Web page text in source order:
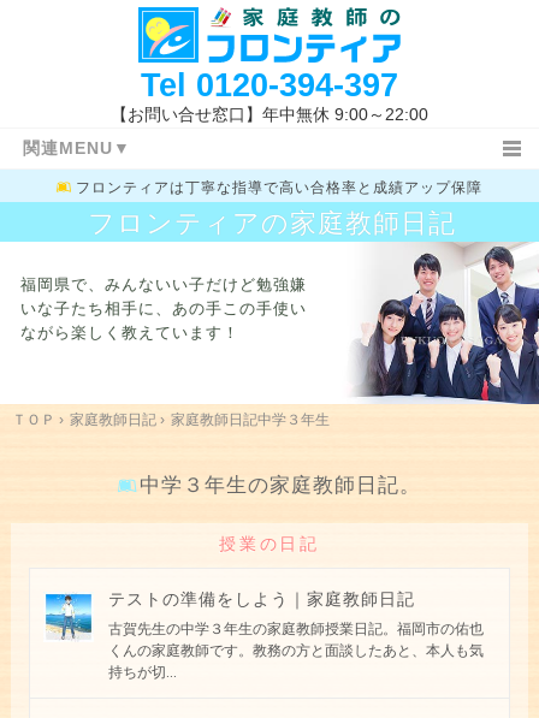
Tel 0120-394-397
【お問い合せ窓口】年中無休 9:00～22:00
関連MENU▼
ＴＯＰ 日記ＴＯＰ 小学生
中学１・２年生 高校生 教務室
指導報告書
家庭教師体験記 指導地域 キャンペーン情報
料金システム 授業開始の流れ
指導体制
指導内容 入試新着情報
フロンティアは丁寧な指導で高い合格率と成績アップ保障
フロンティアの家庭教師日記
福岡県で、みんないい子だけど勉強嫌
いな子たち相手に、 あの手この手使い
ながら楽しく教えています！
ＴＯＰ › 家庭教師日記› 家庭教師日記中学３年生
中学３年生の家庭教師日記。
授業の日記
テストの準備をしよう｜家庭教師日記
古賀先生の中学３年生の家庭教師授業日記。福岡市の佑也
くんの家庭教師です。教務の方と面談したあと、本人も気
持ちが切